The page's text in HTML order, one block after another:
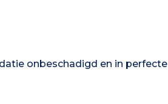
onbeschadigd en in perfecte